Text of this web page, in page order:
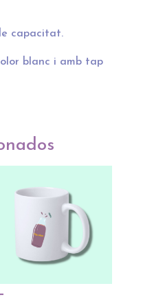
capacitat.
blanc i amb tap